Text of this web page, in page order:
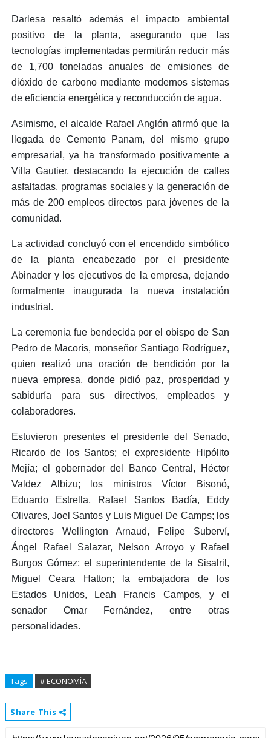
Darlesa resaltó además el impacto ambiental
positivo de la planta, asegurando que las
tecnologías implementadas permitirán reducir más
de 1,700 toneladas anuales de emisiones de
dióxido de carbono mediante modernos sistemas
de eficiencia energética y reconducción de agua.
Asimismo, el alcalde Rafael Anglón afirmó que la
llegada de Cemento Panam, del mismo grupo
empresarial, ya ha transformado positivamente a
Villa Gautier, destacando la ejecución de calles
asfaltadas, programas sociales y la generación de
más de 200 empleos directos para jóvenes de la
comunidad.
La actividad concluyó con el encendido simbólico
de la planta encabezado por el presidente
Abinader y los ejecutivos de la empresa, dejando
formalmente inaugurada la nueva instalación
industrial.
La ceremonia fue bendecida por el obispo de San
Pedro de Macorís, monseñor Santiago Rodríguez,
quien realizó una oración de bendición por la
nueva empresa, donde pidió paz, prosperidad y
sabiduría para sus directivos, empleados y
colaboradores.
Estuvieron presentes el presidente del Senado,
Ricardo de los Santos; el expresidente Hipólito
Mejía; el gobernador del Banco Central, Héctor
Valdez Albizu; los ministros Víctor Bisonó,
Eduardo Estrella, Rafael Santos Badía, Eddy
Olivares, Joel Santos y Luis Miguel De Camps; los
directores Wellington Arnaud, Felipe Suberví,
Ángel Rafael Salazar, Nelson Arroyo y Rafael
Burgos Gómez; el superintendente de la Sisalril,
Miguel Ceara Hatton; la embajadora de los
Estados Unidos, Leah Francis Campos, y el
senador Omar Fernández, entre otras
personalidades.
Tags # ECONOMÍA
Share This